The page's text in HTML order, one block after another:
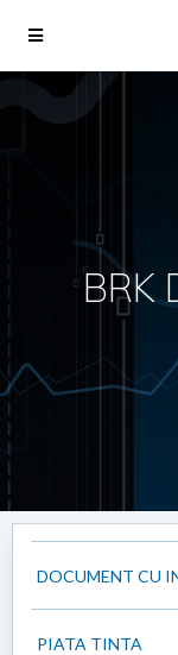
BRK
DOCUMENT CU
PIATA TINTA